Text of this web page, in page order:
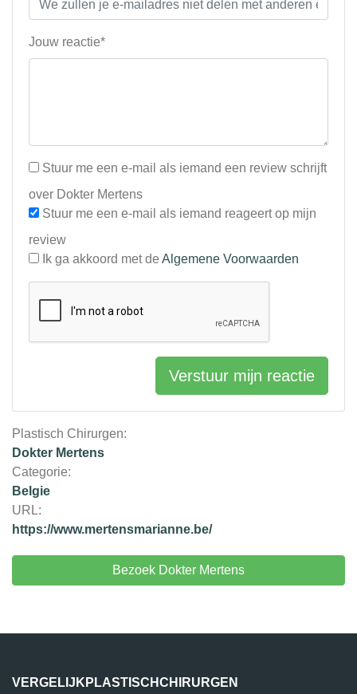
Plastisch Chirurgen:
Dokter Mertens
Categorie:
Belgie
URL:
https://www.mertensmarianne.be/
Bezoek Dokter Mertens
Jouw reactie*
Stuur me een e-mail als iemand een review schrijft
over Dokter Mertens
Stuur me een e-mail als iemand reageert op mijn
review
Ik ga akkoord met de Algemene Voorwaarden
Verstuur mijn reactie
VERGELIJKPLASTISCHCHIRURGEN